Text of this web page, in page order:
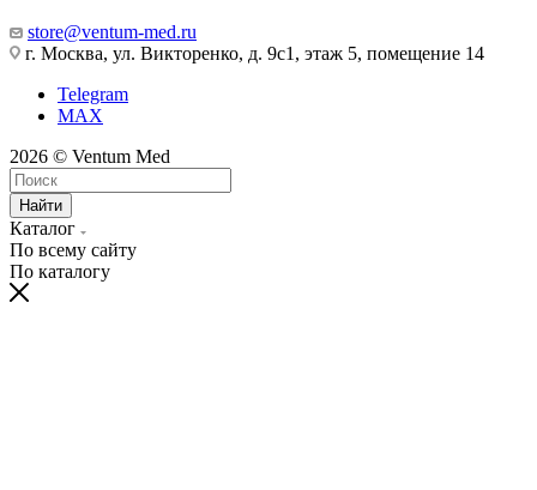
store@ventum-med.ru
г. Москва, ул. Викторенко, д. 9с1, этаж 5, помещение 14
Telegram
MAX
2026 © Ventum Med
Найти
Каталог
По всему сайту
По каталогу